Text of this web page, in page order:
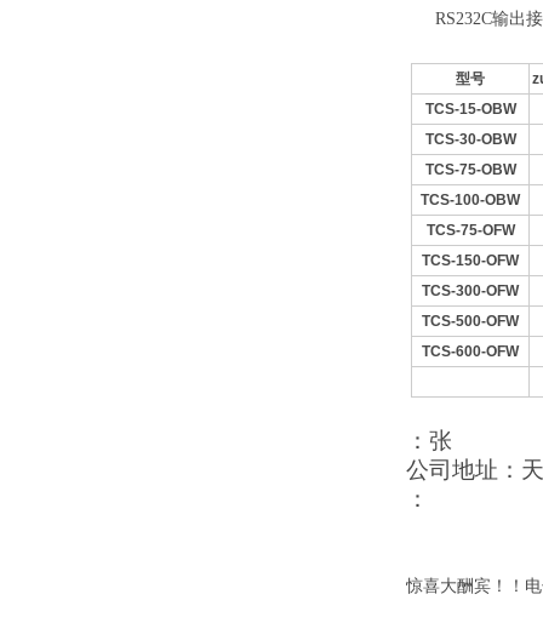
RS232C输出
型号
TCS-15-OBW
TCS-30-OBW
TCS-75-OBW
TCS-100-OBW
TCS-75-OFW
TCS-150-OFW
TCS-300-OFW
TCS-500-OFW
TCS-600-OFW
：张
公司地址：
：
惊喜大酬宾！！